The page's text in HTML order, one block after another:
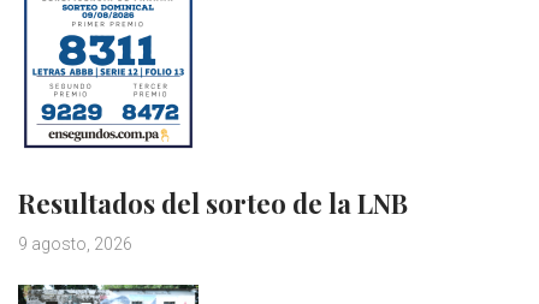
Resultados del sorteo de la LNB
9 agosto, 2026